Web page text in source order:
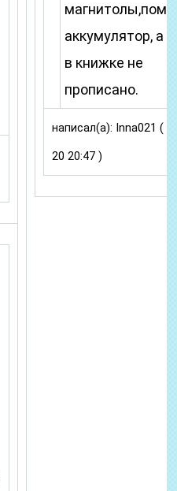
аккумулятор, а
в книжке не
прописано.
написал(а): Inna021 (
20 20:47 )